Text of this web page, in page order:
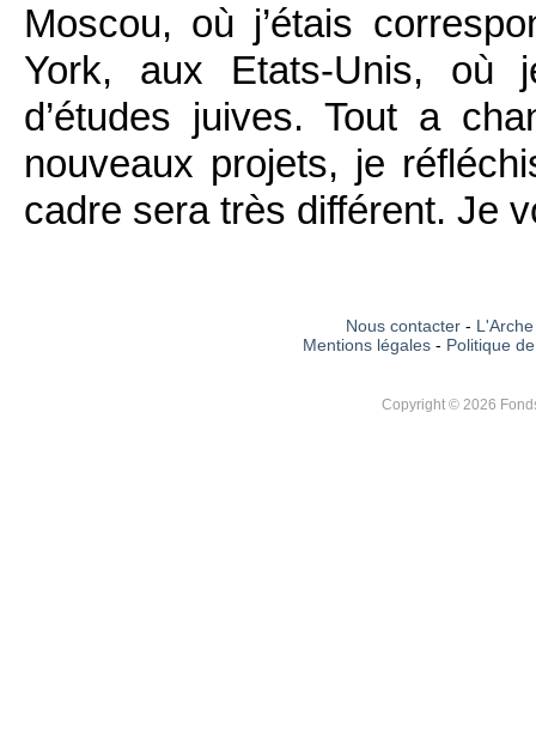
Moscou, où j’étais
York, aux Etats-Unis, où
d’études juives. Tout a
nouveaux projets, je
cadre sera très différent. Je
Nous contacter-
Mentions légales - Politique
Copyright © 2026